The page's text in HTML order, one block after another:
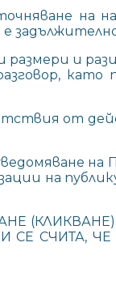
на
и
от
на
СЧИТА,